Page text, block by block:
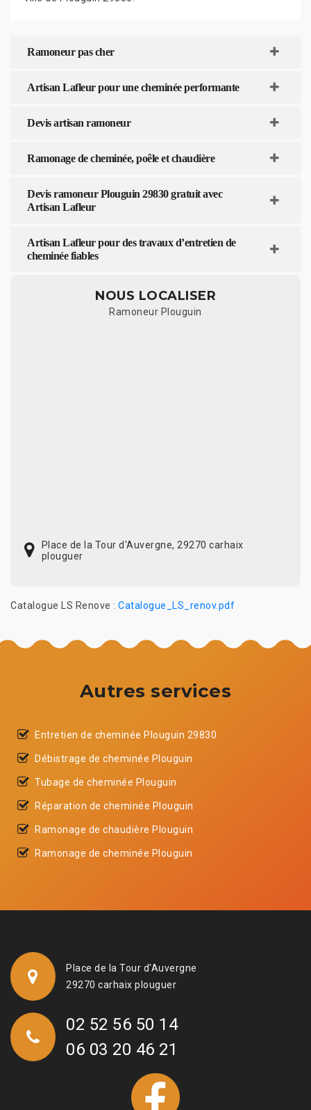
Ramoneur pas cher
Artisan Lafleur pour une cheminée performante
Devis artisan ramoneur
Ramonage de cheminée, poêle et chaudière
Devis ramoneur Plouguin 29830 gratuit avec
Artisan Lafleur
Artisan Lafleur pour des travaux d’entretien de
cheminée fiables
NOUS LOCALISER
Ramoneur Plouguin
Place de la Tour d'Auvergne, 29270 carhaix
plouguer
Catalogue LS Renove : Catalogue_LS_renov.pdf
Autres services
Entretien de cheminée Plouguin 29830
Débistrage de cheminée Plouguin
Tubage de cheminée Plouguin
Réparation de cheminée Plouguin
Ramonage de chaudière Plouguin
Ramonage de cheminée Plouguin
Place de la Tour d'Auvergne
29270 carhaix plouguer
02 52 56 50 14
06 03 20 46 21